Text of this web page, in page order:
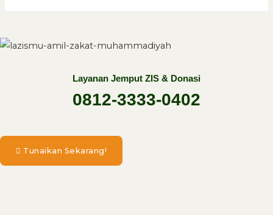
Layanan Jemput ZIS & Donasi
0812-3333-0402
Tunaikan Sekarang!